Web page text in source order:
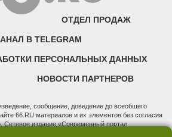
ОТДЕЛ ПРОДАЖ
В TELEGRAM
ПЕРСОНАЛЬНЫХ ДАННЫХ
НОВОСТИ ПАРТНЕРОВ
сообщение, доведение до всеобщего
66.RU материалов и их элементов без согласия
Сетевое издание «Современный портал